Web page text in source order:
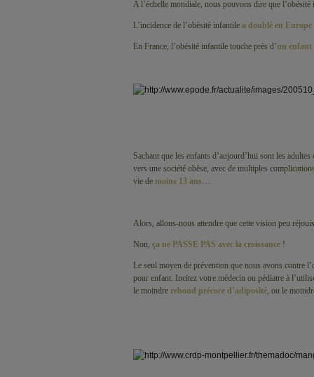
A l’échelle mondiale, nous pouvons dire que
L’incidence de l’obésité infantile a doublé en Europe
En France, l’obésité infantile touche près d’un enfant
Sachant que les enfants d’aujourd’hui sont les
vers une société obèse, avec de multiples
vie de moins 13 ans…
Alors, allons-nous attendre que cette vision peu
Non, ça ne PASSE PAS avec la croissance !
Le seul moyen de prévention que nous avons contre
pour enfant. Incitez votre médecin ou pédiatre à
le moindre rebond précoce d’adiposité, ou le